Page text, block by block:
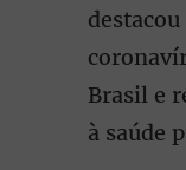
Brasil e
à saúde